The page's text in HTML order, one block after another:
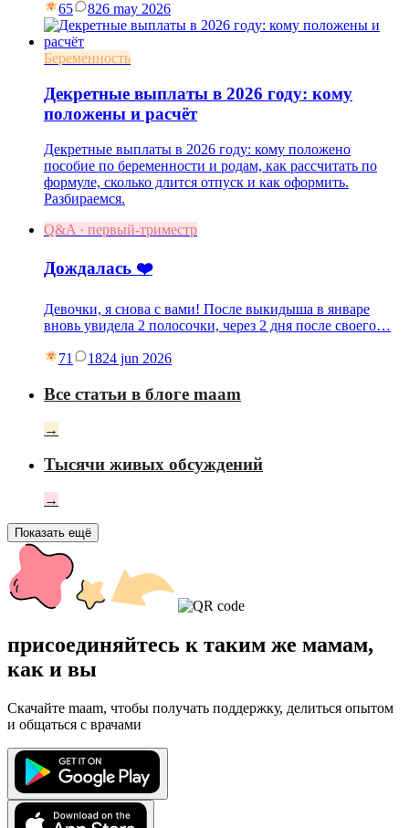
65 826 may 2026
Беременность
Декретные выплаты в 2026 году: кому
положены и расчёт
Декретные выплаты в 2026 году: кому положено
пособие по беременности и родам, как рассчитать по
формуле, сколько длится отпуск и как оформить.
Разбираемся.
Q&A · первый-триместр
Дождалась ❤️
Девочки, я снова с вами! После выкидыша в январе
вновь увидела 2 полосочки, через 2 дня после своего…
71 1824 jun 2026
Все статьи в блоге maam
→
Тысячи живых обсуждений
→
Показать ещё
присоединяйтесь к таким же мамам,
как и вы
Скачайте maam, чтобы получать поддержку, делиться опытом
и общаться с врачами